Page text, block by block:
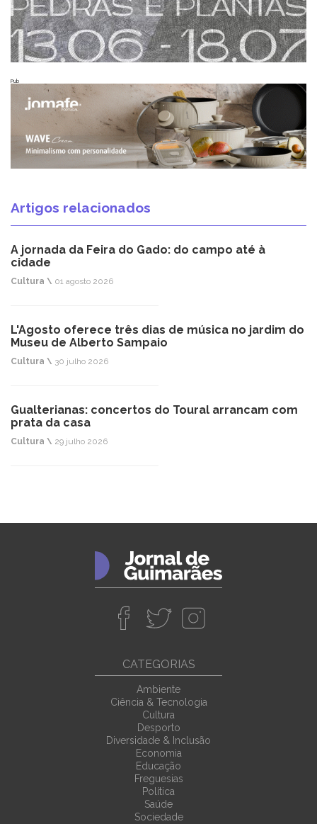
Pub
Artigos relacionados
A jornada da Feira do Gado: do campo até à
cidade
Cultura \ 01 agosto 2026
L'Agosto oferece três dias de música no jardim do
Museu de Alberto Sampaio
Cultura \ 30 julho 2026
Gualterianas: concertos do Toural arrancam com
prata da casa
Cultura \ 29 julho 2026
CATEGORIAS
Ambiente
Ciência & Tecnologia
Cultura
Desporto
Diversidade & Inclusão
Economia
Educação
Freguesias
Política
Saúde
Sociedade